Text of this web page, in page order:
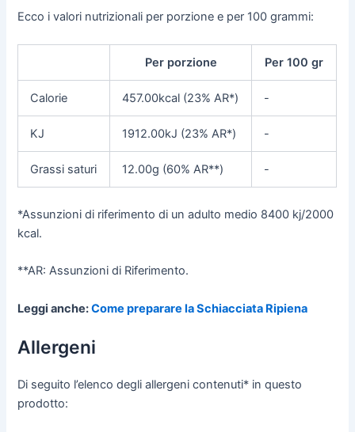
Ecco i valori nutrizionali per porzione e per 100 grammi:
Per porzione Per 100 gr
Calorie 457.00kcal (23% AR*) -
KJ 1912.00kJ (23% AR*) -
Grassi saturi 12.00g (60% AR**) -
*Assunzioni di riferimento di un adulto medio 8400 kj/2000
kcal.
**AR: Assunzioni di Riferimento.
Leggi anche:Come preparare la Schiacciata Ripiena
Allergeni
Di seguito l’elenco degli allergeni contenuti* in questo
prodotto: